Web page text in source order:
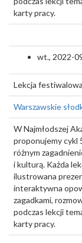
karty pracy.
wt., 2022-
Lekcja festiwalowa
Warszawskie
W Najmłodszej
proponujemy cykl
różnym
i kulturą. Każda
ilustrowana
interaktywna
zagadkami,
podczas lekcji
karty pracy.